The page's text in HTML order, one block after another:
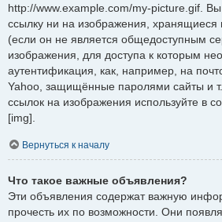
http://www.example.com/my-picture.gif.
ссылку ни на изображения,
(если он не является общедоступным
изображения, для доступа к которым
аутентификация, как, например, на
Yahoo, защищённые паролями сайты и
ссылок на изображения используйте в
[img].
Вернуться к началу
Что такое важные объявления?
Эти объявления содержат важную
прочесть их по возможности. Они